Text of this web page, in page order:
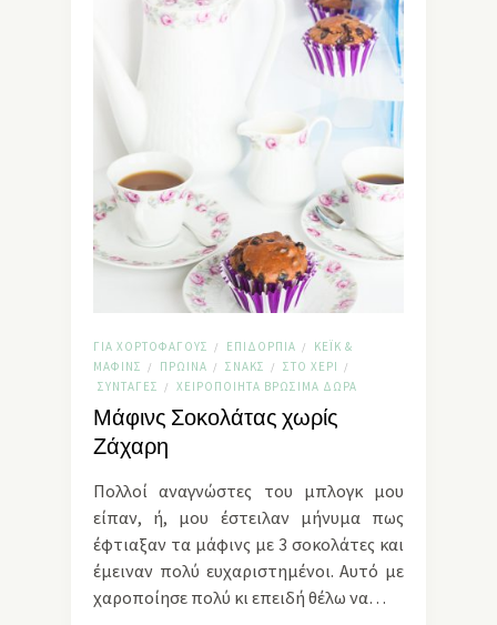
ΓΙΑ ΧΟΡΤΟΦΆΓΟΥΣ / ΕΠΙΔΌΡΠΙΑ /
ΚΈΙΚ &
ΜΆΦΙΝΣ
/ ΠΡΩΙΝΆ / ΣΝΑΚΣ / ΣΤΟ ΧΈΡΙ /
ΣΥΝΤΑΓΈΣ / ΧΕΙΡΟΠΟΊΗΤΑ ΒΡΏΣΙΜΑ ΔΏΡΑ
Μάφινς Σοκολάτας χωρίς
Ζάχαρη
Πολλοί αναγνώστες του μπλογκ μου
είπαν, ή, μου έστειλαν μήνυμα πως
έφτιαξαν τα μάφινς με 3 σοκολάτες και
έμειναν πολύ ευχαριστημένοι. Αυτό με
χαροποίησε πολύ κι επειδή θέλω να…